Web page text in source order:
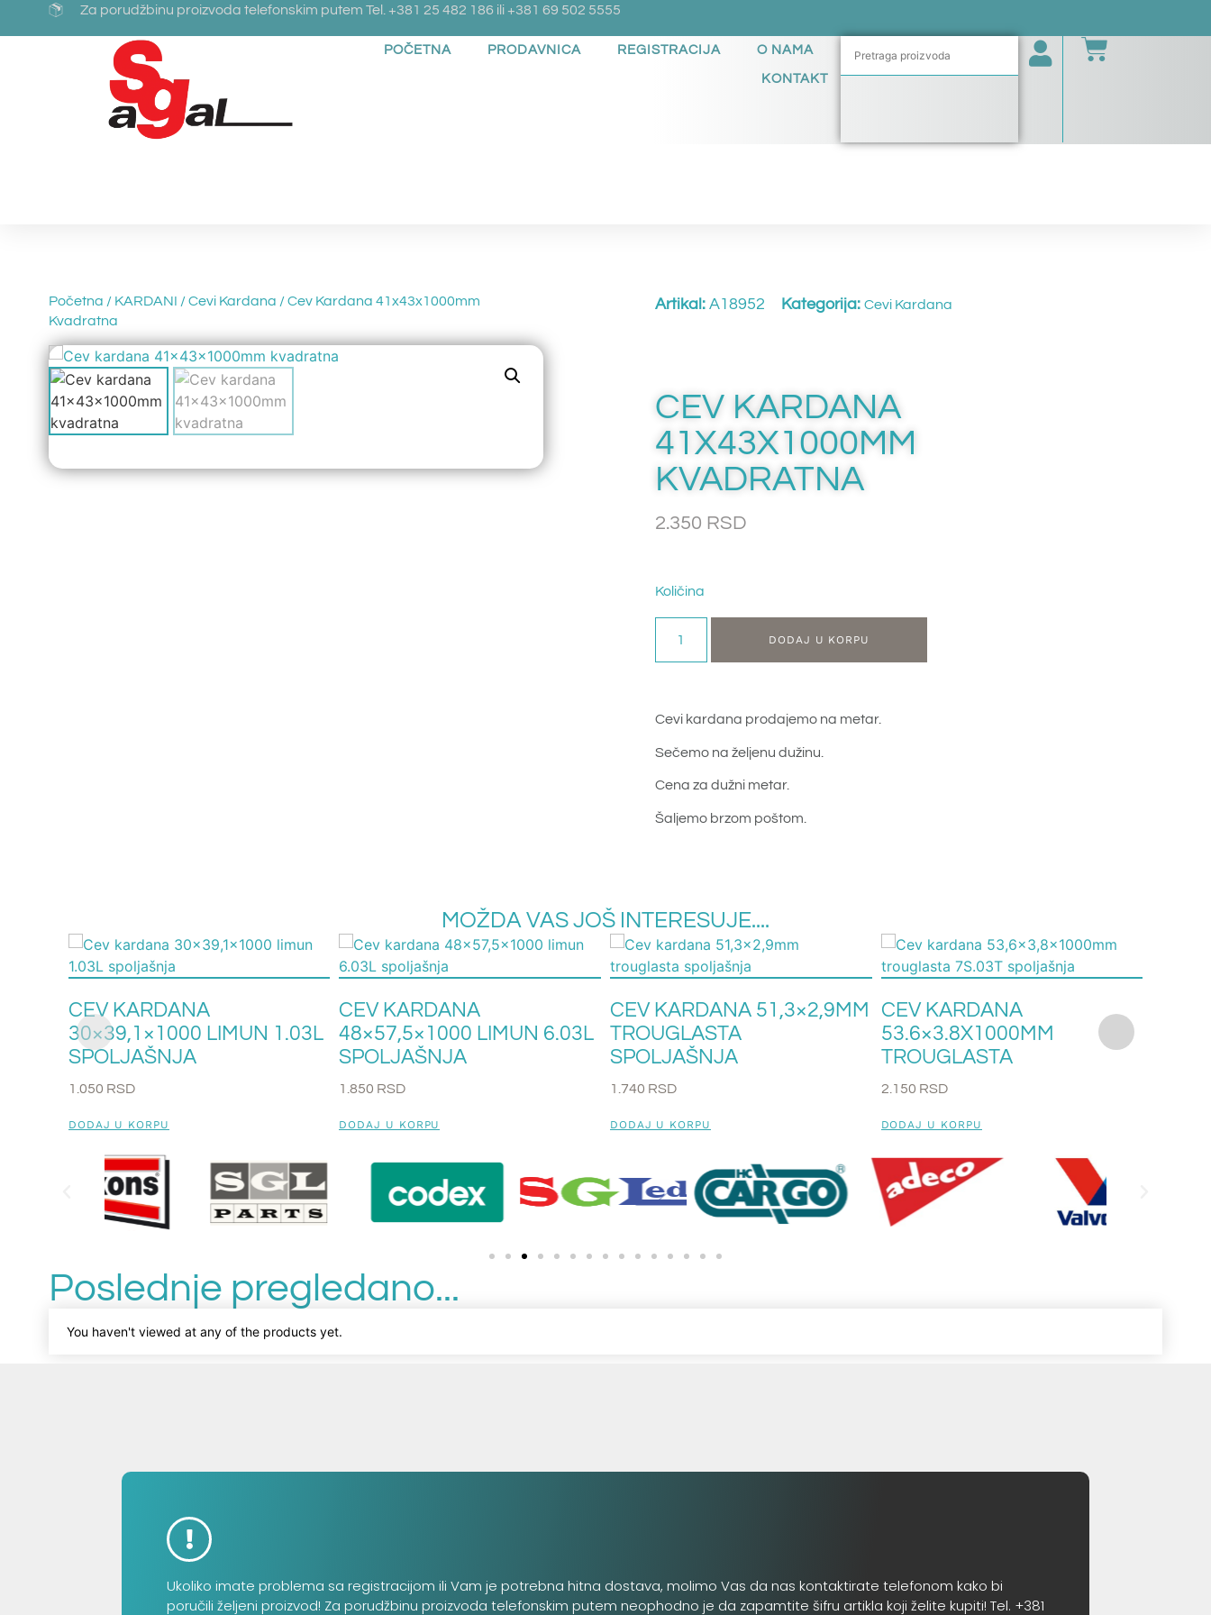
Za porudžbinu proizvoda telefonskim putem Tel. +381 25 482 186 ili +381 69 502 5555
POČETNA PRODAVNICA REGISTRACIJA O NAMA
KONTAKT
Početna / KARDANI /Cevi Kardana / Cev Kardana 41x43x1000mm
Kvadratna
Artikal: A18952 Kategorija: Cevi Kardana
CEV KARDANA
41X43X1000MM
KVADRATNA
2.350 RSD
Količina
DODAJ U KORPU
Cevi kardana prodajemo na metar.
Sečemo na željenu dužinu.
Cena za dužni metar.
Šaljemo brzom poštom.
MOŽDA VAS JOŠ INTERESUJE....
CEV KARDANA
30×39,1×1000 LIMUN 1.03L
SPOLJAŠNJA
1.050 RSD
DODAJ U KORPU
CEV KARDANA
48×57,5×1000 LIMUN 6.03L
SPOLJAŠNJA
1.850 RSD
DODAJ U KORPU
CEV KARDANA 51,3×2,9MM
TROUGLASTA
SPOLJAŠNJA
1.740 RSD
DODAJ U KORPU
CEV KARDANA
53.6×3.8X1000MM
TROUGLASTA
2.150 RSD
DODAJ U KORPU
Poslednje pregledano...
You haven't viewed at any of the products yet.
Ukoliko imate problema sa registracijom ili Vam je potrebna hitna dostava, molimo Vas da nas kontaktirate telefonom kako bi
poručili željeni proizvod! Za porudžbinu proizvoda telefonskim putem neophodno je da zapamtite šifru artikla koji želite kupiti! Tel. +381